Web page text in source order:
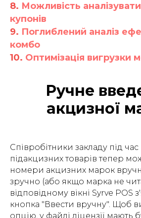
8. Можливість
купонів
9. Поглиблений аналіз
комбо
10. Оптимізація вигрузки
Ручне
акцизної
Співробітники закладу під
підакцизних товарів тепер
номери акцизних марок
зручно (або якщо марка не
відповідному вікні Syrve POS
кнопка "Ввести вручну". Щоб
опцію, у файлі ліцензії мають